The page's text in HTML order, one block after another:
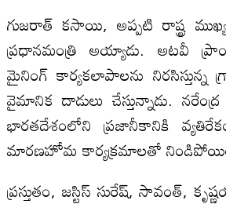
గుజరాత్ కసాయి, అప్పటి రాష్ట్ర
ప్రధానమంత్రి అయ్యాడు. అటవీ
మైనింగ్ కార్యకలాపాలను నిరసిస్తున్న
వైమానిక దాడులు చేస్తున్నాడు.
భారతదేశంలోని ప్రజానీకానికి
మారణహోమ కార్యక్రమాలతో
ప్రస్తుతం, జస్టిస్ సురేష్, సావంత్,